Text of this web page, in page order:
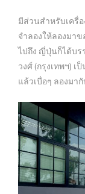
มีส่วนสำหรับเครื่
จำลองให้ลองมา
ไปถึง ญี่ปุ่นก็ได้บร
วงศ์ (กรุงเทพฯ)
แล้วเบื่อๆ ลองมา